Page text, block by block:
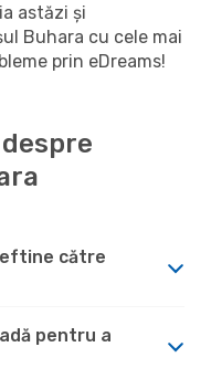
astăzi și
Buhara cu cele mai
prin eDreams!
către
pentru a